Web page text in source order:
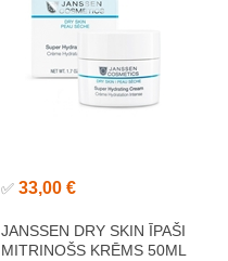
✅ 33,00 €
JANSSEN DRY SKIN ĪPAŠI
MITRINOŠS KRĒMS 50ML